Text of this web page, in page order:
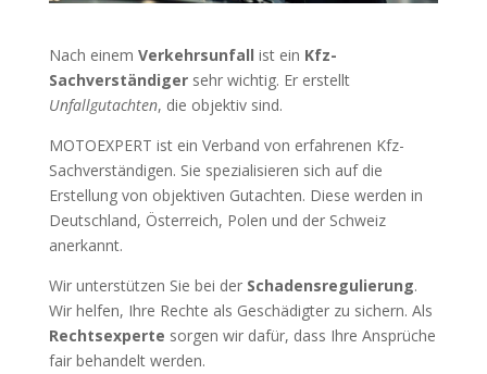
Nach einem Verkehrsunfall ist ein Kfz-
Sachverständigersehr wichtig. Er erstellt
Unfallgutachten, die objektiv sind.
MOTOEXPERT ist ein Verband von erfahrenen Kfz-
Sachverständigen. Sie spezialisieren sich auf die
Erstellung von objektiven Gutachten. Diese werden in
Deutschland, Österreich, Polen und der Schweiz
anerkannt.
Wir unterstützen Sie bei der Schadensregulierung.
Wir helfen, Ihre Rechte als Geschädigter zu sichern. Als
Rechtsexperte sorgen wir dafür, dass Ihre Ansprüche
fair behandelt werden.